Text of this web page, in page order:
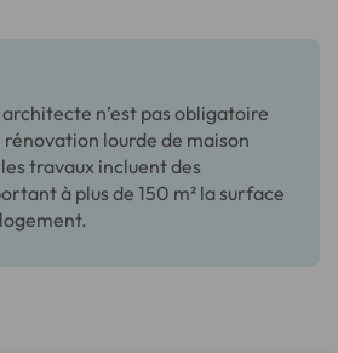
architecte n’est pas obligatoire
rénovation lourde de maison
travaux incluent des
à plus de 150 m² la surface